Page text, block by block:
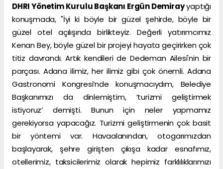
DHRI Yönetim Kurulu Başkanı Ergün Demirayyaptığı
konuşmada, "İyi ki böyle bir güzel şehirde, böyle bir
güzel otel açılışında birlikteyiz. Değerli yatırımcımız
Kenan Bey, böyle güzel bir projeyi hayata geçirirken çok
titiz davrandı. Artık kendileri de Dedeman Ailesi'nin bir
parçası. Adana ilimiz, her ilimiz gibi çok önemli. Adana
Gastronomi Kongresi’nde konuşmacıydım, Belediye
Başkanımızı da dinlemiştim, ‘turizmi geliştirmek
istiyoruz’ demişti. Bunun için neler yapmamız
gerekiyorsa yapacağız. Turizmi geliştirmenin çok basit
bir yöntemi var. Havaalanından, otogarımızdan
başlayarak, şehre girişten çıkışa kadar esnafımız,
otellerimiz, taksicilerimiz olarak hepimiz farklılıklarımızı